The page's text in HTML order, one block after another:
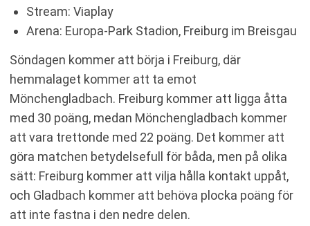
Stream: Viaplay
Arena: Europa-Park Stadion, Freiburg im Breisgau
Söndagen kommer att börja i Freiburg, där
hemmalaget kommer att ta emot
Mönchengladbach. Freiburg kommer att ligga åtta
med 30 poäng, medan Mönchengladbach kommer
att vara trettonde med 22 poäng. Det kommer att
göra matchen betydelsefull för båda, men på olika
sätt: Freiburg kommer att vilja hålla kontakt uppåt,
och Gladbach kommer att behöva plocka poäng för
att inte fastna i den nedre delen.